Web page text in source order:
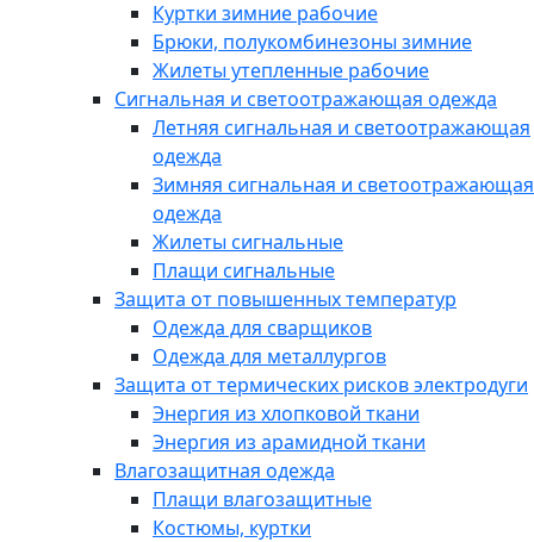
Куртки зимние рабочие
Брюки, полукомбинезоны зимние
Жилеты утепленные рабочие
Сигнальная и светоотражающая одежда
Летняя сигнальная и светоотражающая
одежда
Зимняя сигнальная и светоотражающая
одежда
Жилеты сигнальные
Плащи сигнальные
Защита от повышенных температур
Одежда для сварщиков
Одежда для металлургов
Защита от термических рисков электродуги
Энергия из хлопковой ткани
Энергия из арамидной ткани
Влагозащитная одежда
Плащи влагозащитные
Костюмы, куртки